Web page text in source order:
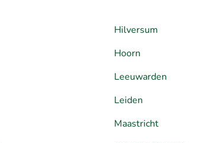
Hilversum
Hoorn
Leeuwarden
Leiden
Maastricht